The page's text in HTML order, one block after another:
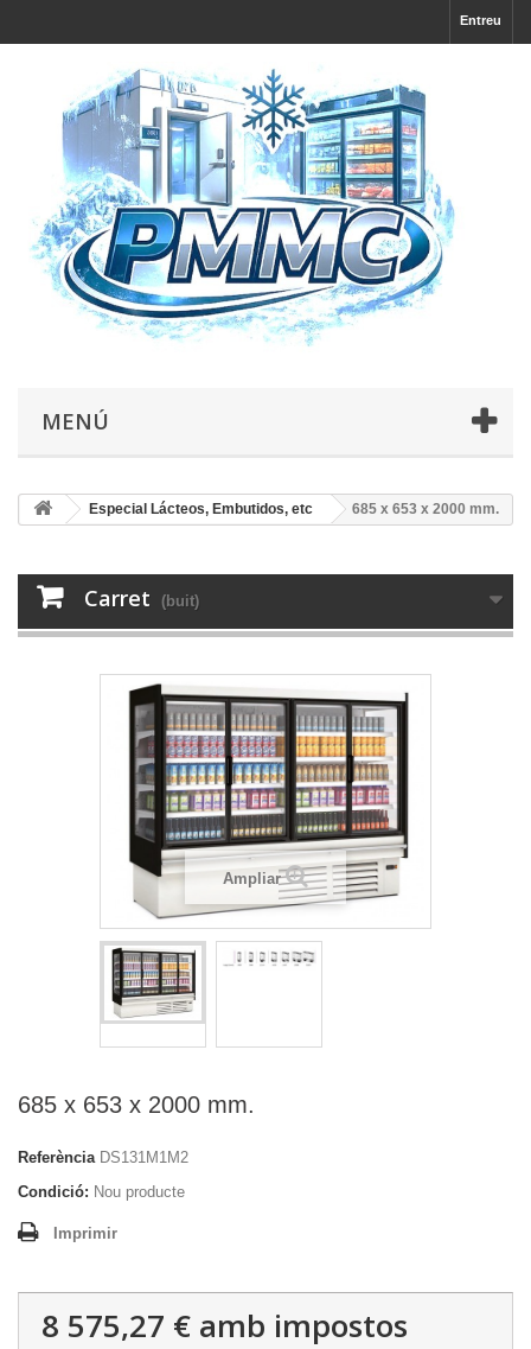
Entreu
MENÚ
Especial Lácteos, Embutidos, etc 685 x 653 x 2000 mm.
Carret (buit)
Ampliar
685 x 653 x 2000 mm.
Referència DS131M1M2
Condició: Nou producte
Imprimir
8 575,27 € amb impostos